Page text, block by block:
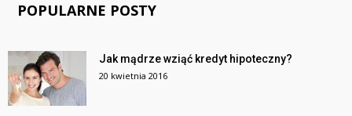
POPULARNE POSTY
Jak mądrze wziąć kredyt hipoteczny?
20 kwietnia 2016